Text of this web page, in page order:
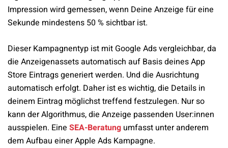
Impression wird gemessen, wenn Deine Anzeige für eine
Sekunde mindestens 50 % sichtbar ist.
Dieser Kampagnentyp ist mit Google Ads vergleichbar, da
die Anzeigenassets automatisch auf Basis deines App
Store Eintrags generiert werden. Und die Ausrichtung
automatisch erfolgt. Daher ist es wichtig, die Details in
deinem Eintrag möglichst treffend festzulegen. Nur so
kann der Algorithmus, die Anzeige passenden User:innen
ausspielen. Eine SEA-Beratung umfasst unter anderem
dem Aufbau einer Apple Ads Kampagne.